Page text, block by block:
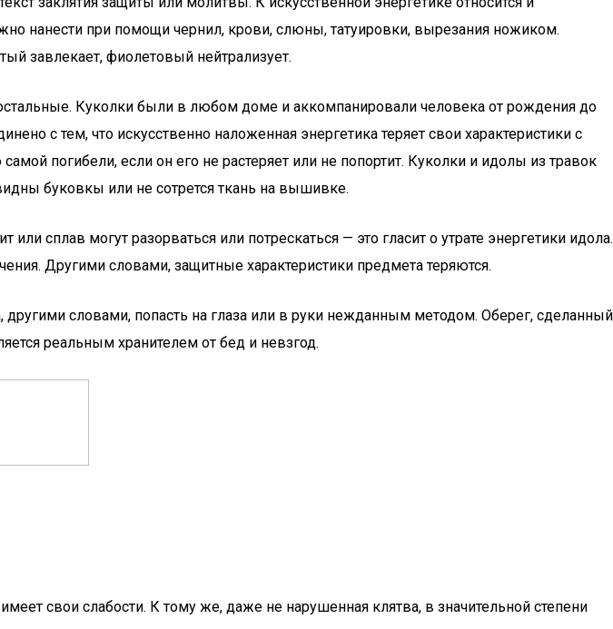
нанести при помощи чернил, крови, слюны, татуировки, вырезания ножиком.
завлекает, фиолетовый нейтрализует.
Куколки были в любом доме и аккомпанировали человека от рождения до
с тем, что искусственно наложенная энергетика теряет свои характеристики с
погибели, если он его не растеряет или не попортит. Куколки и идолы из травок
буковкы или не сотрется ткань на вышивке.
сплав могут разорваться или потрескаться — это гласит о утрате энергетики идола.
Другими словами, защитные характеристики предмета теряются.
словами, попасть на глаза или в руки нежданным методом. Оберег, сделанный
реальным хранителем от бед и невзгод.
свои слабости. К тому же, даже не нарушенная клятва, в значительной степени